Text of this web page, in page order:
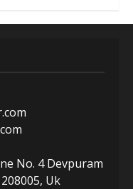
No. 4 Devpuram
Uk